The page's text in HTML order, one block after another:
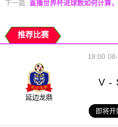
下一篇: 直播世界杯进球数如何计算
推荐比赛
18:00
延边龙鼎
V -
即将开